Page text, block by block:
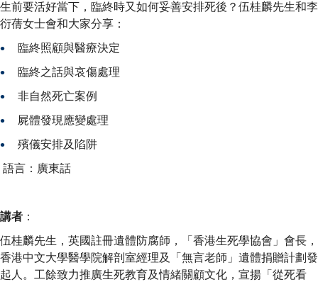
生前要活好當下，臨終時又如何妥善安排死後？伍桂麟先生和李
衍蒨女士會和大家分享：
臨終照顧與醫療決定
臨終之話與哀傷處理
非自然死亡案例
屍體發現應變處理
殯儀安排及陷阱
語言：廣東話
講者 ：
伍桂麟先生，英國註冊遺體防腐師，「香港生死學協會」會長，
香港中文大學醫學院解剖室經理及「無言老師」遺體捐贈計劃發
起人。工餘致力推廣生死教育及情緒關顧文化，宣揚「從死看